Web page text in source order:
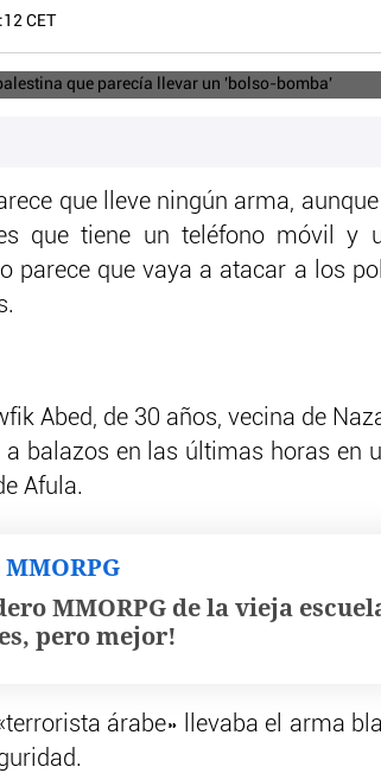
CET
que lleve ningún arma,
que tiene un teléfono móvil y
parece que vaya a atacar a los
Abed, de 30 años, vecina de
balazos en las últimas horas en
Afula.
MMORPG de la vieja
pero mejor!
árabe» llevaba el arma